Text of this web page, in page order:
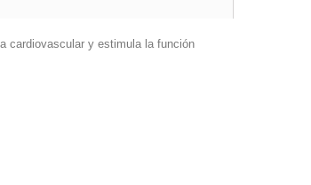
cardiovascular y estimula la función